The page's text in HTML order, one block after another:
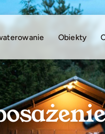
Obiekty